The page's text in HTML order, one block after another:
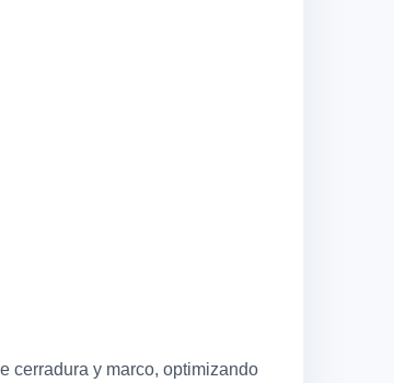
cerradura y marco, optimizando